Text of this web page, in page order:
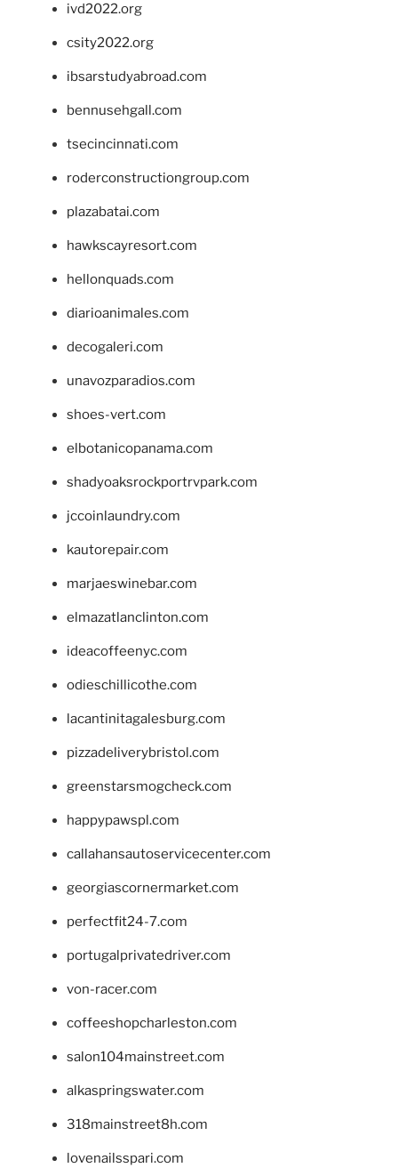
ivd2022.org
csity2022.org
ibsarstudyabroad.com
bennusehgall.com
tsecincinnati.com
roderconstructiongroup.com
plazabatai.com
hawkscayresort.com
hellonquads.com
diarioanimales.com
decogaleri.com
unavozparadios.com
shoes-vert.com
elbotanicopanama.com
shadyoaksrockportrvpark.com
jccoinlaundry.com
kautorepair.com
marjaeswinebar.com
elmazatlanclinton.com
ideacoffeenyc.com
odieschillicothe.com
lacantinitagalesburg.com
pizzadeliverybristol.com
greenstarsmogcheck.com
happypawspl.com
callahansautoservicecenter.com
georgiascornermarket.com
perfectfit24-7.com
portugalprivatedriver.com
von-racer.com
coffeeshopcharleston.com
salon104mainstreet.com
alkaspringswater.com
318mainstreet8h.com
lovenailsspari.com